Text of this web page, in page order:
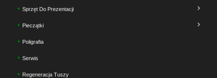
Sprzęt Do Prezentacji
Pieczątki
Poligrafia
Serwis
Regeneracja Tuszy